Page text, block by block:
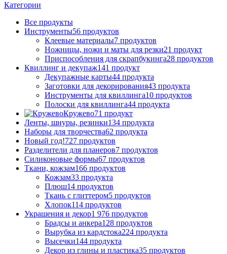
Категории
Все продукты
Инструменты56 продуктов
Клеевые материалы7 продуктов
Ножницы, ножи и маты для резки21 продукт
Приспособления для скрапбукинга28 продуктов
Квиллинг и декупаж141 продукт
Декупажные карты44 продукта
Заготовки для декорирования43 продукта
Инструменты для квиллинга10 продуктов
Полоски для квиллинга44 продукта
Кружево71 продукт
Ленты, шнуры, резинки134 продукта
Наборы для творчества62 продукта
Новый год!727 продуктов
Разделители для планеров7 продуктов
Силиконовые формы67 продуктов
Ткани, кожзам166 продуктов
Кожзам33 продукта
Плюш14 продуктов
Ткань с глиттером5 продуктов
Хлопок114 продуктов
Украшения и декор1 976 продуктов
Брадсы и анкера128 продуктов
Вырубка из кардстока224 продукта
Высечки144 продукта
Декор из глины и пластика35 продуктов